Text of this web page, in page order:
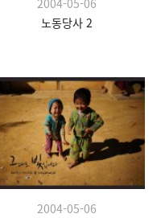
2004-05-06
노동당사 2
2004-05-06